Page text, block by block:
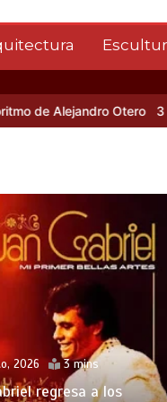
Alejandro Otero 3
2026 3 mins
regresa a los